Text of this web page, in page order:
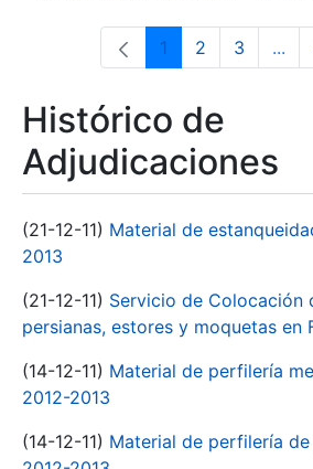
Página
1 Página
2 Página
3 ...
Histórico de
Adjudicaciones
(21-12-11) Material de
2013
(21-12-11) Servicio de Colocación
persianas, estores y moquetas en
(14-12-11) Material de perfilería
2012-2013
(14-12-11) Material de perfilería